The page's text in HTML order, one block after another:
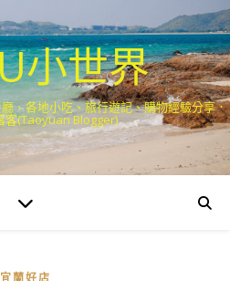
小世界
、各地小吃、旅行遊記、購物經驗分享．
客(Taoyuan Blogger)
宜蘭好店